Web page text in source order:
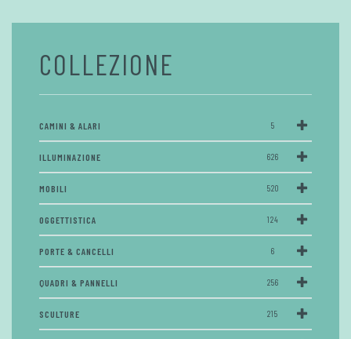
COLLEZIONE
CAMINI & ALARI 5
ILLUMINAZIONE 626
MOBILI 520
OGGETTISTICA 124
PORTE & CANCELLI 6
QUADRI & PANNELLI 256
SCULTURE 215